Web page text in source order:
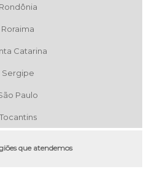
Rondônia
Roraima
Catarina
Sergipe
Paulo
Tocantins
que atendemos